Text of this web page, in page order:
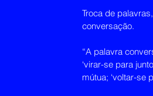
Troca de
conversação.
“A palavra
‘virar-se para
mútua; ‘voltar-se